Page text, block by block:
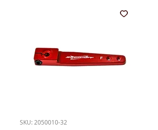
SKU: 2050010-32